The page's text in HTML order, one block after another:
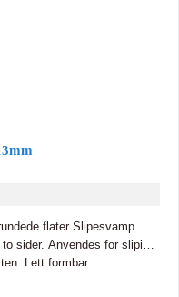
Slipesvamp
sider. Anvendes for sliping
Lett formbar.